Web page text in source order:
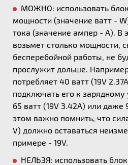
МОЖНО: использовать
мощности (значение ватт -
тока (значение ампер - А). В
возьмет столько мощности,
бесперебойной работы, не
прослужит дольше.
потребляет 40 ватт (19V
подключать его к
65 ватт (19V 3.42A) или даже
этом важно помнить, что
V) должно оставаться
примере - 19V.
НЕЛЬЗЯ: использовать